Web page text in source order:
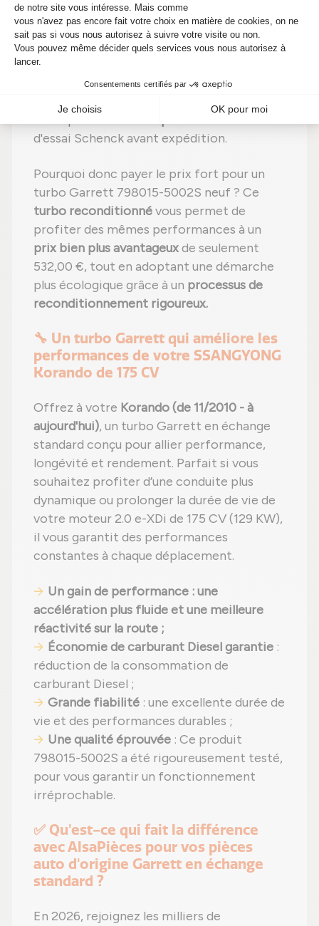
élément ;
Étape 4 :Remplacement des pièces
endommagéespar des composants neufs ;
réglages effectués selon les
sur banc
d'essai Schenck avant expédition.
Pourquoi donc payer le prix fort pour un
turbo Garrett 798015-5002S neuf ? Ce
turbo reconditionnévous permet de
profiter des mêmes performances à un
prix bien plus avantageuxde seulement
532,00 €, tout en adoptant une démarche
plus écologique grâce à un processus de
reconditionnement rigoureux.
🔧 Un turbo Garrett qui améliore les
performances de votre SSANGYONG
Korando de 175 CV
Offrez à votre Korando (de 11/2010 - à
aujourd'hui), un turbo Garrett en échange
standard conçu pour allier performance,
longévité et rendement. Parfait si vous
souhaitez profiter d’une conduite plus
dynamique ou prolonger la durée de vie de
votre moteur 2.0 e-XDi de 175 CV (129 KW),
il vous garantit des performances
constantes à chaque déplacement.
Un gain de performance : une
accélération plus fluide et une meilleure
réactivité sur la route ;
Économie de carburant Diesel garantie :
réduction de la consommation de
carburant Diesel ;
Grande fiabilité : une excellente durée de
vie et des performances durables ;
Une qualité éprouvée : Ce produit
798015-5002S a été rigoureusement testé,
pour vous garantir un fonctionnement
irréprochable.
✅ Qu'est-ce qui fait la différence
avec AlsaPièces pour vos pièces
auto d'origine Garrett en échange
standard ?
En 2026, rejoignez les milliers de